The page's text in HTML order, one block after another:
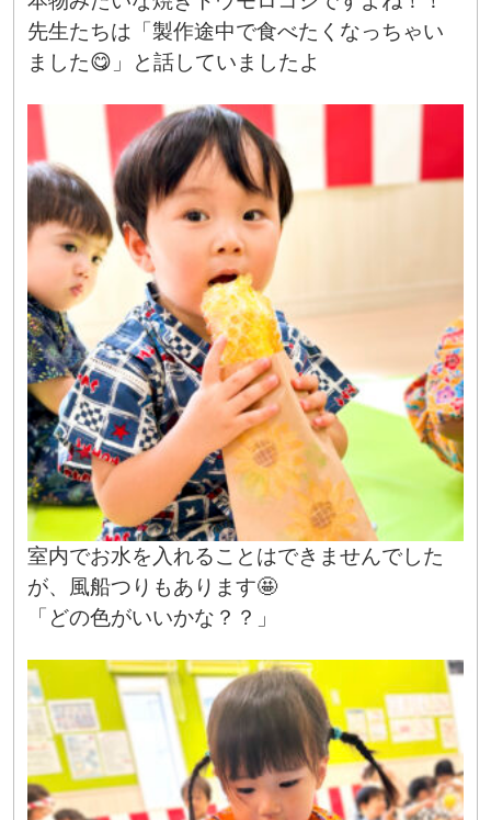
先生たちは「製作途中で食べたくなっちゃい
ました😋」と話していましたよ
室内でお水を入れることはできませんでした
が、風船つりもあります🤩
「どの色がいいかな？？」